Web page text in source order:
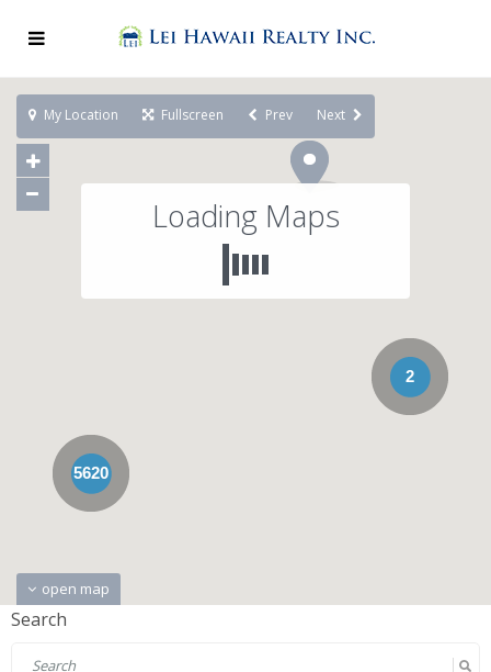
5620
2
Loading Maps
open map
My Location Fullscreen Prev Next
Search